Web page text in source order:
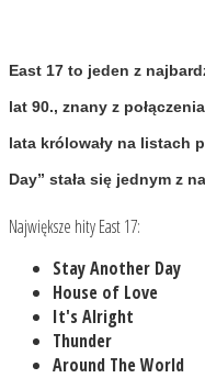
East 17 to jeden z
lat 90., znany z
lata królowały na listach
Day” stała się jednym z
Największe hity East 17:
Stay Another Day
House of Love
It's Alright
Thunder
Around The World